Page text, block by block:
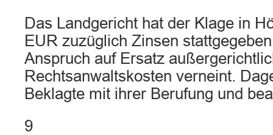
Das Landgericht hat der Klage in
EUR zuzüglich Zinsen
Anspruch auf Ersatz
Rechtsanwaltskosten verneint.
Beklagte mit ihrer Berufung und
9